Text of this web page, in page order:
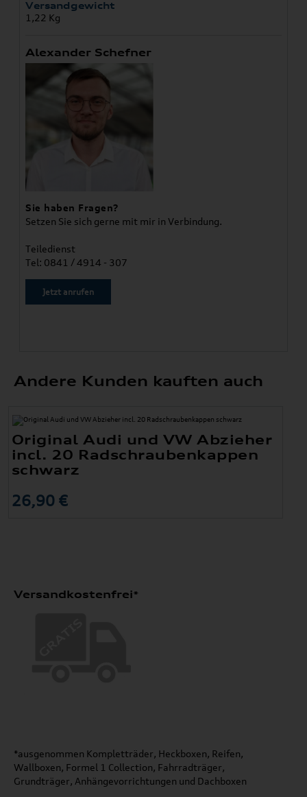
Versandgewicht
1,22 Kg
Alexander Schefner
Sie haben Fragen?
Setzen Sie sich gerne mit mir in Verbindung.
Teiledienst
Tel: 0841 / 4914 - 307
Jetzt anrufen
Andere Kunden kauften auch
Original Audi und VW Abzieher
incl. 20 Radschraubenkappen
schwarz
26,90 €
Versandkostenfrei*
*ausgenommen Kompletträder, Heckboxen, Reifen,
Wallboxen, Formel 1 Collection, Fahrradträger,
Grundträger, Anhängevorrichtungen und Dachboxen